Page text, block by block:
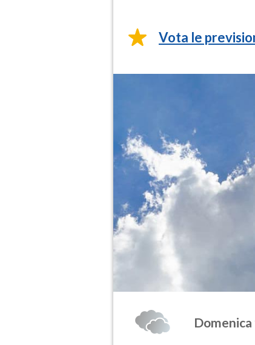
Vota le
Domenica